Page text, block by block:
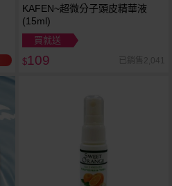
KAFEN~超微分子頭皮精華液
(15ml)
買就送
$109 已銷售2,041